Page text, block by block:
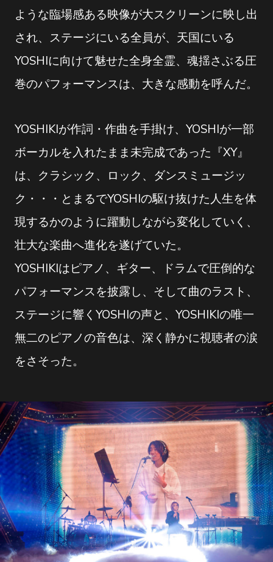
ような臨場感ある映像が大スクリーンに映し出
され、ステージにいる全員が、天国にいる
YOSHIに向けて魅せた全身全霊、魂揺さぶる圧
巻のパフォーマンスは、大きな感動を呼んだ。
YOSHIKIが作詞・作曲を手掛け、YOSHIが一部
ボーカルを入れたまま未完成であった『XY』
は、クラシック、ロック、ダンスミュージッ
ク・・・とまるでYOSHIの駆け抜けた人生を体
現するかのように躍動しながら変化していく、
壮大な楽曲へ進化を遂げていた。
YOSHIKIはピアノ、ギター、ドラムで圧倒的な
パフォーマンスを披露し、そして曲のラスト、
ステージに響くYOSHIの声と、YOSHIKIの唯一
無二のピアノの音色は、深く静かに視聴者の涙
をさそった。